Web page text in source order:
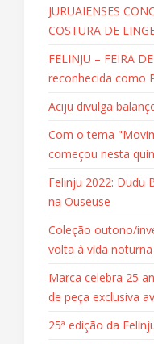
JURUAIENSES
COSTURA DE
FELINJU – FEIRA
reconhecida como
Aciju divulga
Com o tema
começou nesta
Felinju 2022: Dudu
na Ouseuse
Coleção outono/
volta à vida noturna
Marca celebra 25
de peça exclusiva
25ª edição da